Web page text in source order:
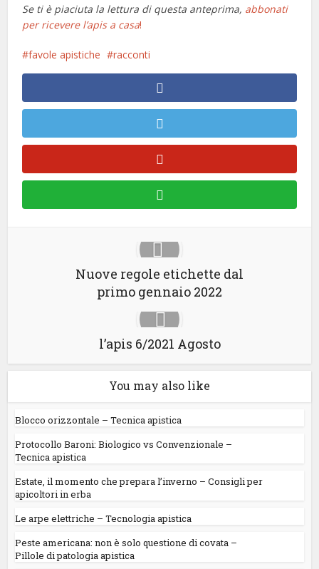
Se ti è piaciuta la lettura di questa anteprima, abbonati
per ricevere l’apis a casa!
favole apistiche racconti
Nuove regole etichette dal
primo gennaio 2022
l’apis 6/2021 Agosto
You may also like
Blocco orizzontale – Tecnica apistica
Protocollo Baroni: Biologico vs Convenzionale –
Tecnica apistica
Estate, il momento che prepara l’inverno – Consigli per
apicoltori in erba
Le arpe elettriche – Tecnologia apistica
Peste americana: non è solo questione di covata –
Pillole di patologia apistica